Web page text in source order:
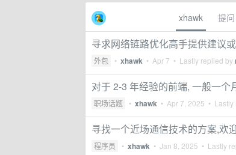
xhawk 提问
寻求网络链路优化高手提供建议
外包 • xhawk • Apr 7 • Lastly replied by
对于 2-3 年经验的前端, 一般一个
职场话题 • xhawk • Apr 7, 2025 •
寻找一个近场通信技术的方案,欢
程序员 • xhawk • Jan 8, 2025 • Lastly